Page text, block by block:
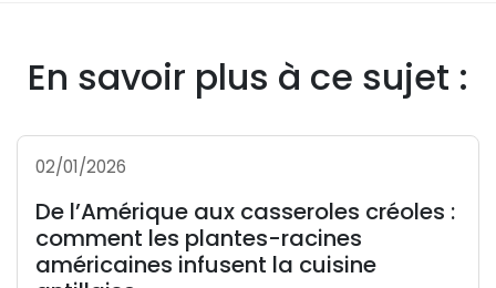
En savoir plus à ce sujet :
02/01/2026
De l’Amérique aux casseroles créoles :
comment les plantes-racines
américaines infusent la cuisine